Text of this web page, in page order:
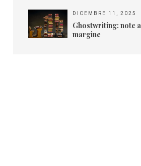
DICEMBRE 11, 2025
Ghostwriting: note a
margine